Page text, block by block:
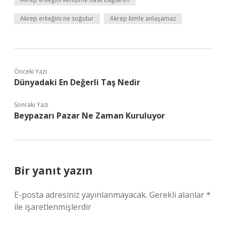
Akrep erkeğini ne soğutur Akrep kimle anlaşamaz
Önceki Yazı
Dünyadaki En Değerli Taş Nedir
Sonraki Yazı
Beypazarı Pazar Ne Zaman Kuruluyor
Bir yanıt yazın
E-posta adresiniz yayınlanmayacak. Gerekli alanlar*
ile işaretlenmişlerdir